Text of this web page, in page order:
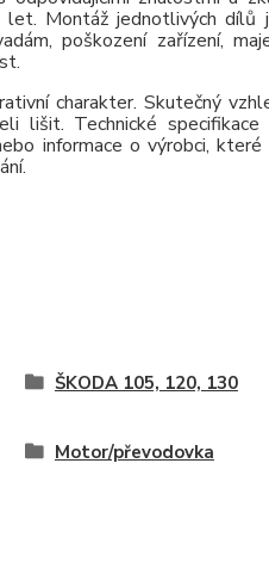
Montáž jednotlivých dílů
poškození zařízení,
charakter. Skutečný
lišit. Technické
informace o výrobci,
ŠKODA 105, 120, 130
Motor/převodovka